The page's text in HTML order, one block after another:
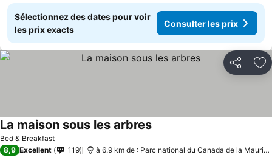
Sélectionnez des dates pour voir
les prix exacts
Consulter les prix
Partager
Bed & Breakfast
La maison sous les arbres
8,9 Excellent 119 à 6.9 km de : Parc national du Canada de la Mauricie